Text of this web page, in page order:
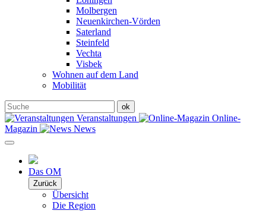
Molbergen
Neuenkirchen-Vörden
Saterland
Steinfeld
Vechta
Visbek
Wohnen auf dem Land
Mobilität
Veranstaltungen
Online-
Magazin
News
Das OM
Zurück
Übersicht
Die Region